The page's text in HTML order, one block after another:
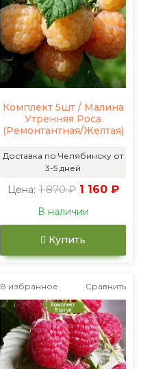
Комплект 5шт / Малина
Утренняя Роса
(Ремонтантная/Желтая)
Доставка по Челябинску от
3-5 дней
Цена: 1 870 ₽ 1 160 ₽
В наличии
Купить
В избранное Сравнить